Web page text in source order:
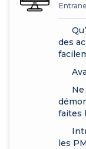
des
faites
les